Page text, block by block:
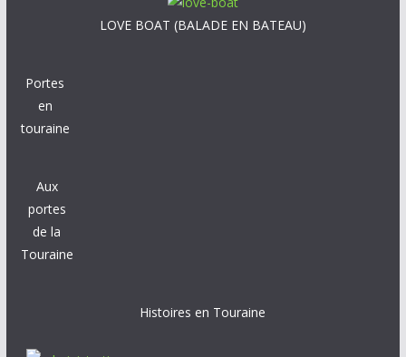
LOVE BOAT (BALADE EN BATEAU)
Portes
en
touraine
Aux
portes
de la
Touraine
Histoires en Touraine